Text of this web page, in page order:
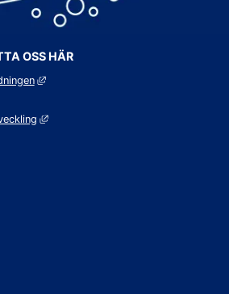
OSS HÄR
Länk till annan webbplats, öppnas i
Länk till annan webbplats, öppnas i